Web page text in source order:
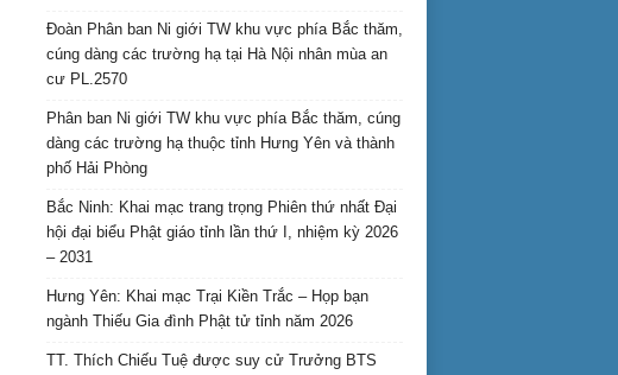
Đoàn Phân ban Ni giới TW khu vực phía Bắc thăm,
cúng dàng các trường hạ tại Hà Nội nhân mùa an
cư PL.2570
Phân ban Ni giới TW khu vực phía Bắc thăm, cúng
dàng các trường hạ thuộc tỉnh Hưng Yên và thành
phố Hải Phòng
Bắc Ninh: Khai mạc trang trọng Phiên thứ nhất Đại
hội đại biểu Phật giáo tỉnh lần thứ I, nhiệm kỳ 2026
– 2031
Hưng Yên: Khai mạc Trại Kiền Trắc – Họp bạn
ngành Thiếu Gia đình Phật tử tỉnh năm 2026
TT. Thích Chiếu Tuệ được suy cử Trưởng BTS